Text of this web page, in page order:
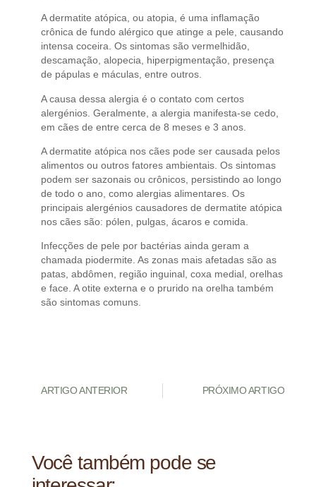
A dermatite atópica, ou atopia, é uma inflamação
crônica de fundo alérgico que atinge a pele, causando
intensa coceira. Os sintomas são vermelhidão,
descamação, alopecia, hiperpigmentação, presença
de pápulas e máculas, entre outros.
A causa dessa alergia é o contato com certos
alergénios. Geralmente, a alergia manifesta-se cedo,
em cães de entre cerca de 8 meses e 3 anos.
A dermatite atópica nos cães pode ser causada pelos
alimentos ou outros fatores ambientais. Os sintomas
podem ser sazonais ou crônicos, persistindo ao longo
de todo o ano, como alergias alimentares. Os
principais alergénios causadores de dermatite atópica
nos cães são: pólen, pulgas, ácaros e comida.
Infecções de pele por bactérias ainda geram a
chamada piodermite. As zonas mais afetadas são as
patas, abdômen, região inguinal, coxa medial, orelhas
e face. A otite externa e o prurido na orelha também
são sintomas comuns.
ARTIGO ANTERIOR PRÓXIMO ARTIGO
Você também pode se